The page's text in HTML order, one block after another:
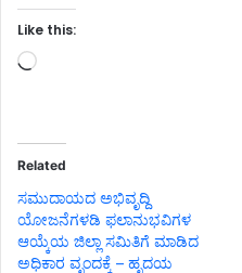
Like this:
Loading…
Related
ಸಮುದಾಯದ ಅಭಿವೃದ್ದಿ
ಯೋಜನೆಗಳಡಿ ಫಲಾನುಭವಿಗಳ
ಆಯ್ಕೆಯ ಜಿಲ್ಲಾ ಸಮಿತಿಗೆ ಮಾಡಿದ
ಅಧಿಕಾರ ವೃಂದಕ್ಕೆ – ಹೃದಯ